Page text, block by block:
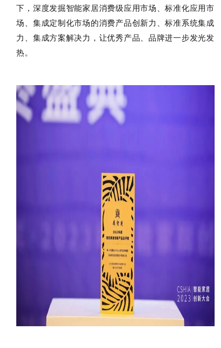
下，深度发掘智能家居消费级应用市场、标准化应用市
场、集成定制化市场的消费产品创新力、标准系统集成
力、集成方案解决力，让优秀产品、品牌进一步发光发
热。